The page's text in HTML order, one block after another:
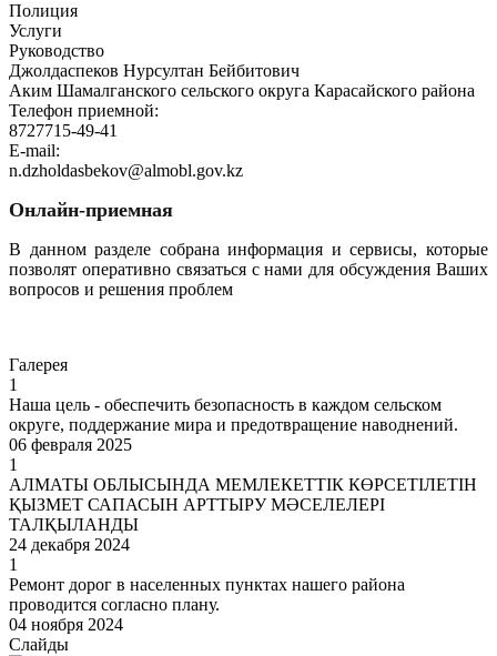
Полиция
Услуги
Руководство
Джолдаспеков Нурсултан Бейбитович
Аким Шамалганского сельского округа Карасайского района
Телефон приемной:
8727715-49-41
E-mail:
n.dzholdasbekov@almobl.gov.kz
Онлайн-приемная
В данном разделе собрана информация и сервисы, которые
позволят оперативно связаться с нами для обсуждения Ваших
вопросов и решения проблем
Галерея
1
Наша цель - обеспечить безопасность в каждом сельском
округе, поддержание мира и предотвращение наводнений.
06 февраля 2025
1
АЛМАТЫ ОБЛЫСЫНДА МЕМЛЕКЕТТІК КӨРСЕТІЛЕТІН
ҚЫЗМЕТ САПАСЫН АРТТЫРУ МӘСЕЛЕЛЕРІ
ТАЛҚЫЛАНДЫ
24 декабря 2024
1
Ремонт дорог в населенных пунктах нашего района
проводится согласно плану.
04 ноября 2024
Слайды